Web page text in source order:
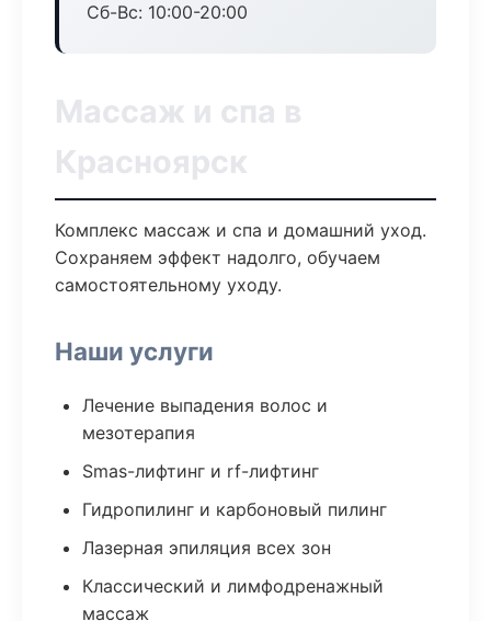
Сб-Вс: 10:00-20:00
Массаж и спа в
Красноярск
Комплекс массаж и спа и домашний уход.
Сохраняем эффект надолго, обучаем
самостоятельному уходу.
Наши услуги
Лечение выпадения волос и
мезотерапия
Smas-лифтинг и rf-лифтинг
Гидропилинг и карбоновый пилинг
Лазерная эпиляция всех зон
Классический и лимфодренажный
массаж